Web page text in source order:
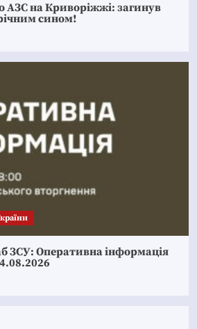
АЗС на Криворіжжі: загинув
сином!
ЗСУ: Оперативна інформація